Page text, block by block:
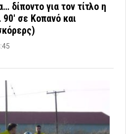
δίποντο για τον τίτλο η
σε Κοπανό και